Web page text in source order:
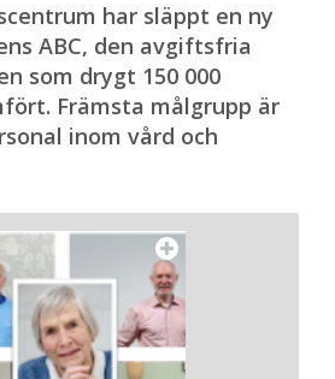
har släppt en ny
ABC, den avgiftsfria
som drygt 150 000
Främsta målgrupp är
inom vård och